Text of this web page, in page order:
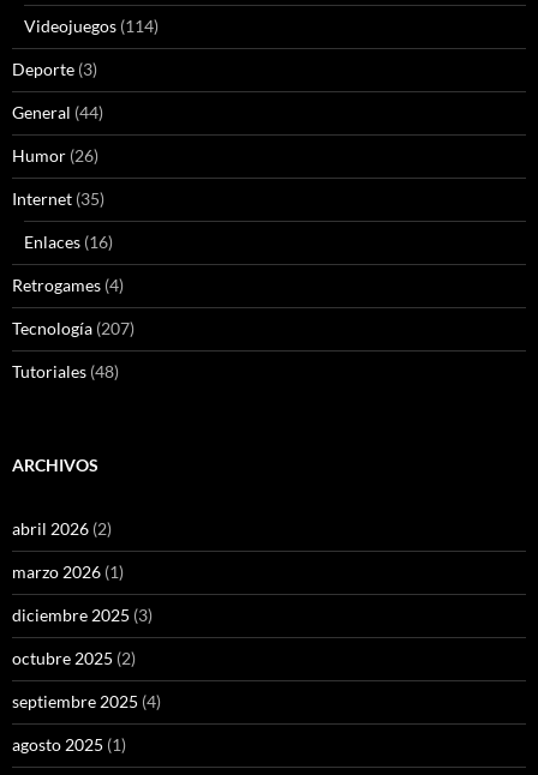
Videojuegos (114)
Deporte (3)
General (44)
Humor (26)
Internet (35)
Enlaces (16)
Retrogames (4)
Tecnología (207)
Tutoriales (48)
ARCHIVOS
abril 2026 (2)
marzo 2026 (1)
diciembre 2025 (3)
octubre 2025 (2)
septiembre 2025 (4)
agosto 2025 (1)